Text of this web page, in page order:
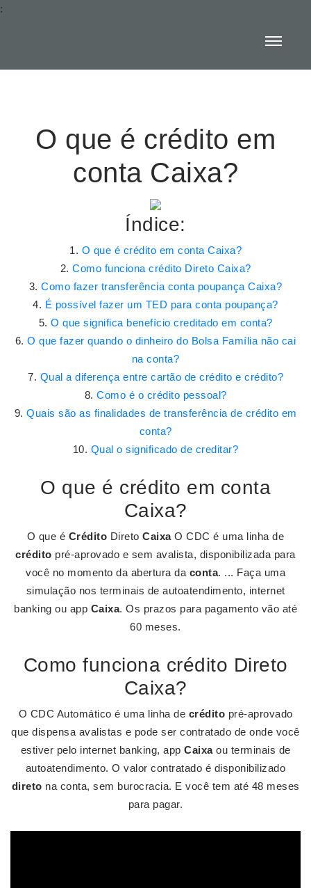
:
O que é crédito em
conta Caixa?
Índice:
O que é crédito em conta Caixa?
Como funciona crédito Direto Caixa?
Como fazer transferência conta poupança Caixa?
É possível fazer um TED para conta poupança?
O que significa benefício creditado em conta?
O que fazer quando o dinheiro do Bolsa Família não cai
na conta?
Qual a diferença entre cartão de crédito e crédito?
Como é o crédito pessoal?
Quais são as finalidades de transferência de crédito em
conta?
Qual o significado de creditar?
O que é crédito em conta
Caixa?
O que é Crédito DiretoCaixaO CDC é uma linha de
crédito pré-aprovado e sem avalista, disponibilizada para
você no momento da abertura da conta. ... Faça uma
simulação nos terminais de autoatendimento, internet
banking ou app Caixa. Os prazos para pagamento vão até
60 meses.
Como funciona crédito Direto
Caixa?
O CDC Automático é uma linha de crédito pré-aprovado
que dispensa avalistas e pode ser contratado de onde você
estiver pelo internet banking, app Caixaou terminais de
autoatendimento. O valor contratado é disponibilizado
direto na conta, sem burocracia. E você tem até 48 meses
para pagar.